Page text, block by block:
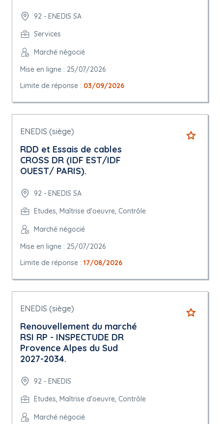
92 - ENEDIS SA
Services
Marché négocié
Mise en ligne : 25/07/2026
Limite de réponse : 03/09/2026
ENEDIS (siège)
RDD et Essais de cables
CROSS DR (IDF EST/IDF
OUEST/ PARIS).
92 - ENEDIS SA
Etudes, Maîtrise d'oeuvre, Contrôle
Marché négocié
Mise en ligne : 25/07/2026
Limite de réponse : 17/08/2026
ENEDIS (siège)
Renouvellement du marché
RSI RP - INSPECTUDE DR
Provence Alpes du Sud
2027-2034.
92 - ENEDIS
Etudes, Maîtrise d'oeuvre, Contrôle
Marché négocié